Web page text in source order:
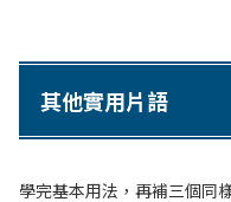
其他實用片語
學完基本用法，再補三個同